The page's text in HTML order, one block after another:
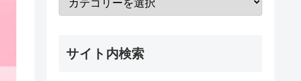
サイト内検索